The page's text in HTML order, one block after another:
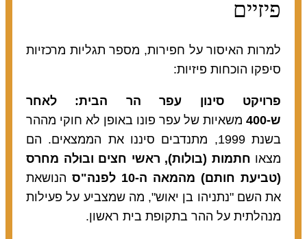
פיזיים
למרות האיסור על חפירות, מספר תגליות מרכזיות
סיפקו הוכחות פיזיות:
פרויקט סינון עפר הר הבית: לאחר
ש-400
משאיות של עפר פונו באופן לא חוקי מההר
בשנת 1999, מתנדבים סיננו את הממצאים. הם
מצאו חתמות (בולות), ראשי חצים ובוּלה מחרס
(טביעת חותם) מהמאה ה-10 לפנה"ס
הנושאת
את השם "נתניהו בן יאוש", מה שמצביע על פעילות
מנהלתית על ההר בתקופת בית ראשון.